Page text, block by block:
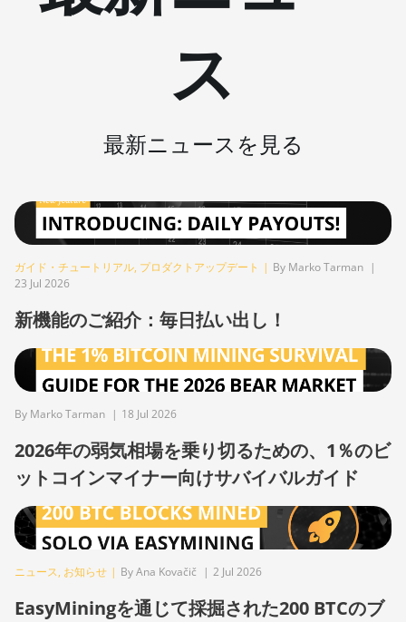
BITMAIN AntMiner S9k
BITMAIN AntMiner T15
BITMAIN AntMiner T17
BITMAIN AntMiner T17e
BITMAIN AntMiner Z11
BITMAIN AntMiner Z15
BITMAIN AntMiner Z15 Pro
BITMAIN AntMiner Z15e
BITMAIN AntMiner Z15j
BITMAIN Antminer S19 Hyd.
(152Th)
BITMAIN Antminer S19
Hydro (158Th)
Hyd (255Th)
BITMAIN Antminer S19j
ス
最新ニュースを見る
ガイド・チュートリアル, プロダクトアップデート | By Marko Tarman |
23 Jul 2026
新機能のご紹介：毎日払い出し！
By Marko Tarman | 18 Jul 2026
2026年の弱気相場を乗り切るための、1％のビ
ットコインマイナー向けサバイバルガイド
ニュース, お知らせ | By Ana Kovačič | 2 Jul 2026
EasyMiningを通じて採掘された200 BTCのブ